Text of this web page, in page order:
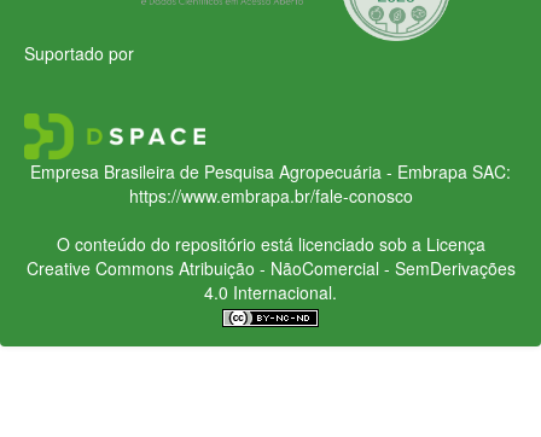
Suportado por
Empresa Brasileira de Pesquisa Agropecuária - Embrapa SAC:
https://www.embrapa.br/fale-conosco
O conteúdo do repositório está licenciado sob a Licença
Creative CommonsAtribuição - NãoComercial - SemDerivações
4.0 Internacional.